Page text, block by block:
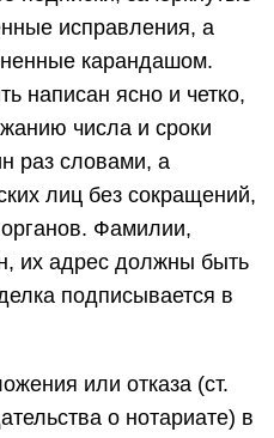
исправления, а
карандашом.
написан ясно и четко,
числа и сроки
раз словами, а
лиц без сокращений,
Фамилии,
их адрес должны быть
подписывается в
или отказа (ст.
о нотариате) в